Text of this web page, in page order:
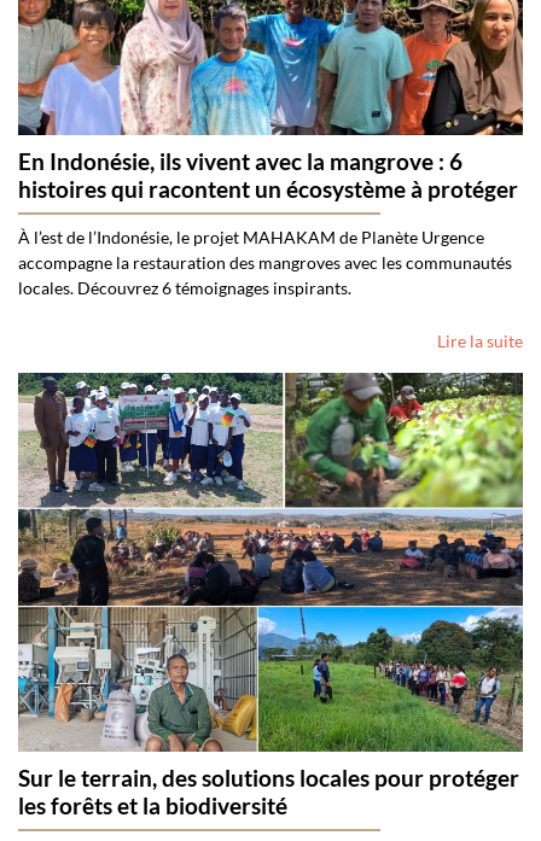
En Indonésie, ils vivent avec la mangrove : 6
histoires qui racontent un écosystème à protéger
À l’est de l’Indonésie, le projet MAHAKAM de Planète Urgence
accompagne la restauration des mangroves avec les communautés
locales. Découvrez 6 témoignages inspirants.
Lire la suite
Sur le terrain, des solutions locales pour protéger
les forêts et la biodiversité